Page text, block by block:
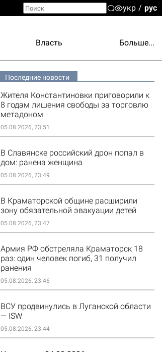
укр рус
Власть Больше...
Последние новости
Жителя Константиновки приговорили к
8 годам лишения свободы за торговлю
метадоном
05.08.2026, 23:51
В Славянске российский дрон попал в
дом: ранена женщина
05.08.2026, 23:49
В Краматорской общине расширили
зону обязательной эвакуации детей
05.08.2026, 23:47
Армия РФ обстреляла Краматорск 18
раз: один человек погиб, 31 получил
ранения
05.08.2026, 23:46
ВСУ продвинулись в Луганской области
— ISW
05.08.2026, 23:44